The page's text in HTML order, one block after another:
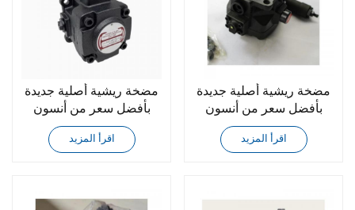
مضخة ريشية أصلية جديدة
بأفضل سعر من أنسون
PVF-30-70-10
اقرأ المزيد
مضخة ريشية أصلية جديدة
بأفضل سعر من أنسون
PVF-40-70-11S
اقرأ المزيد